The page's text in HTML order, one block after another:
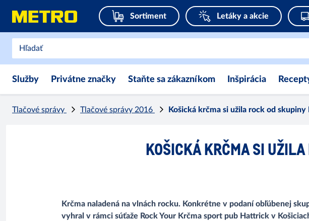
Sortiment Letáky a akcie
Služby Privátne značky Staňte sa zákazníkom Inšpirácia
Tlačové správy Tlačové správy 2016 Košická krčma si užila rock od skupiny
KOŠICKÁ KRČMA SI
Krčma naladená na vlnách rocku. Konkrétne v podaní obľúbenej
vyhral v rámci súťaže Rock Your Krčma sport pub Hattrick v